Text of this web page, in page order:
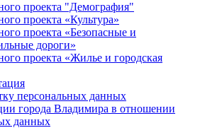
проекта "Демография"
проекта «Культура»
проекта «Безопасные и
дороги»
проекта «Жилье и городская
персональных данных
города Владимира в отношении
данных